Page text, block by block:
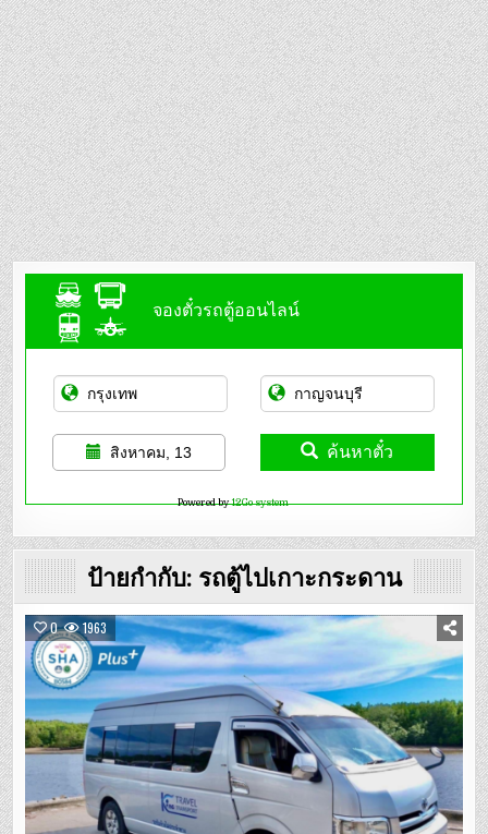
จองตั๋วรถตู้ออนไลน์
สิงหาคม, 13 ค้นหาตั๋ว
Powered by12Go system
ป้ายกำกับ: รถตู้ไปเกาะกระดาน
0 1963